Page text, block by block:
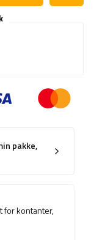
pakke,
for kontanter,